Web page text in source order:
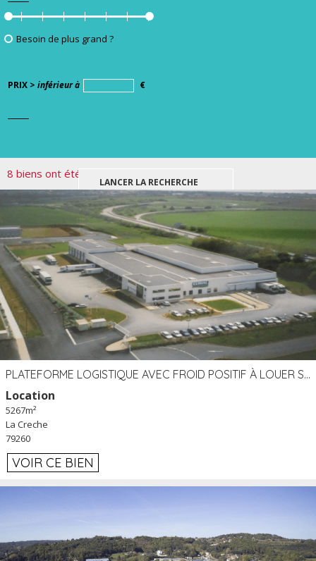
Besoin de plus grand ?
PRIX > inférieur à €
8 biens ont été trouvés pour votre recherche.
PLATEFORME LOGISTIQUE AVEC FROID POSITIF À LOUER SECTEUR NIORT (79)
Location
5267m²
La Creche
79260
VOIR CE BIEN